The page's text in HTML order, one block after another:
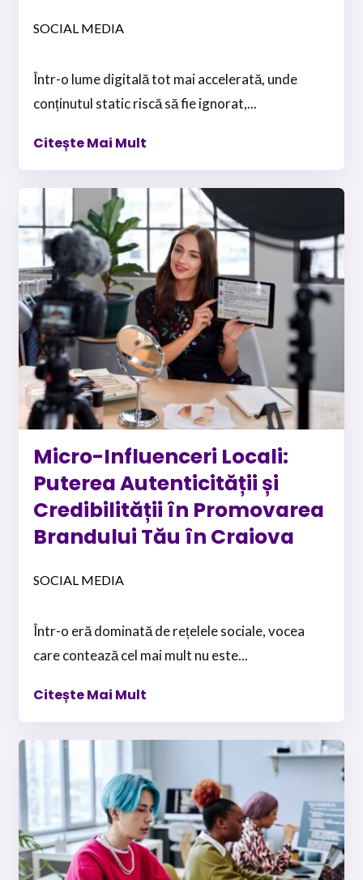
SOCIAL MEDIA
Într-o lume digitală tot mai accelerată, unde
conținutul static riscă să fie ignorat,...
Citește Mai Mult
Micro-Influenceri Locali:
Puterea Autenticității și
Credibilității în Promovarea
Brandului Tău în Craiova
SOCIAL MEDIA
Într-o eră dominată de rețelele sociale, vocea
care contează cel mai mult nu este...
Citește Mai Mult